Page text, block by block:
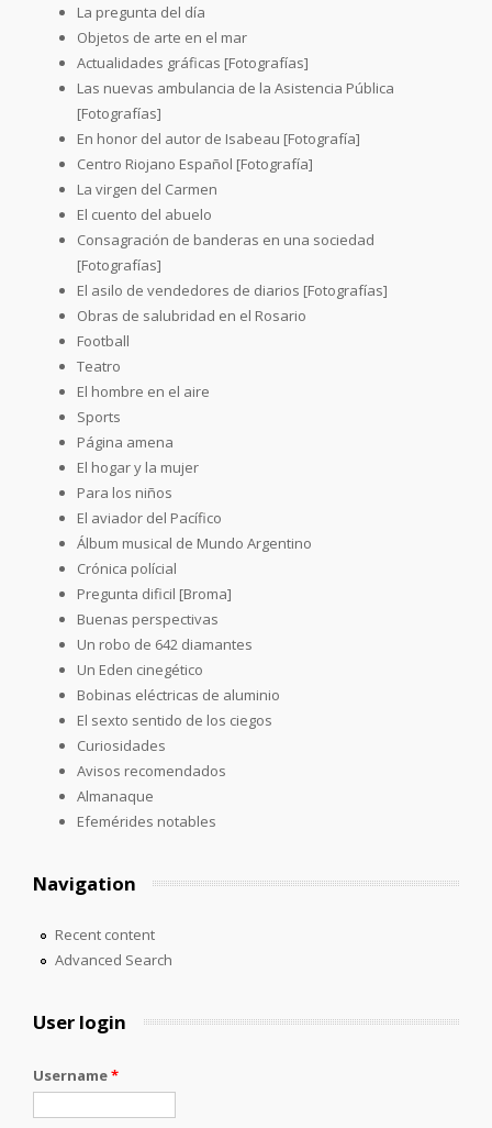
La pregunta del día
Objetos de arte en el mar
Actualidades gráficas [Fotografías]
Las nuevas ambulancia de la Asistencia Pública
[Fotografías]
En honor del autor de Isabeau [Fotografía]
Centro Riojano Español [Fotografía]
La virgen del Carmen
El cuento del abuelo
Consagración de banderas en una sociedad
[Fotografías]
El asilo de vendedores de diarios [Fotografías]
Obras de salubridad en el Rosario
Football
Teatro
El hombre en el aire
Sports
Página amena
El hogar y la mujer
Para los niños
El aviador del Pacífico
Álbum musical de Mundo Argentino
Crónica polícial
Pregunta dificil [Broma]
Buenas perspectivas
Un robo de 642 diamantes
Un Eden cinegético
Bobinas eléctricas de aluminio
El sexto sentido de los ciegos
Curiosidades
Avisos recomendados
Almanaque
Efemérides notables
Navigation
Recent content
Advanced Search
User login
Username*